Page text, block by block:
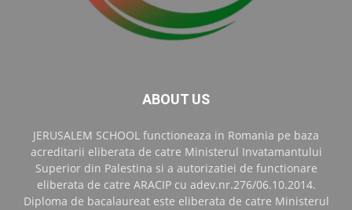
ABOUT US
JERUSALEM SCHOOL functioneaza in Romania pe baza
acreditarii eliberata de catre Ministerul Invatamantului
Superior din Palestina si a autorizatiei de functionare
eliberata de catre ARACIP cu adev.nr.276/06.10.2014.
Diploma de bacalaureat este eliberata de catre Ministerul